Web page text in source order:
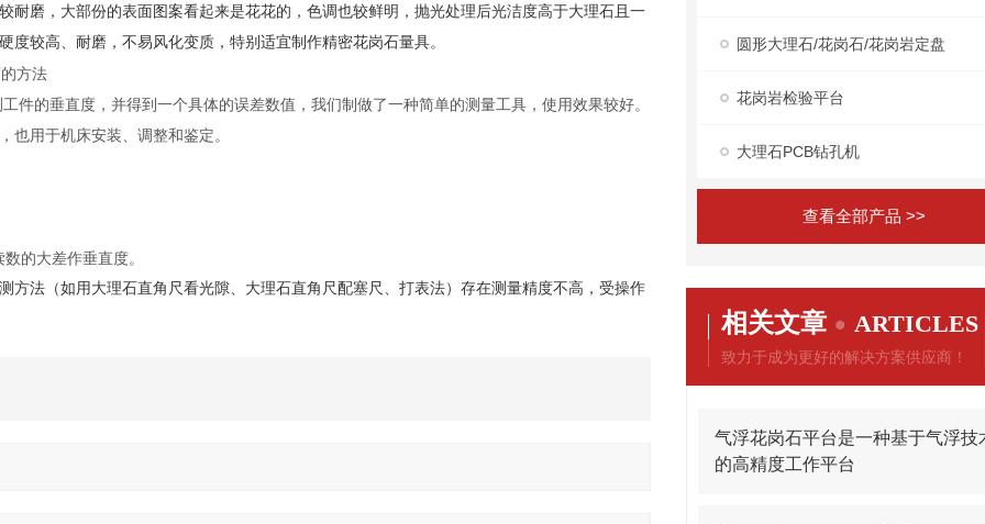
耐磨，大部份的表面图案看起来是花花的，色调也较鲜明，抛光处理后光洁度高于大理石且一
较高、耐磨，不易风化变质，特别适宜制作精密花岗石量具。
方法
的垂直度，并得到一个具体的误差数值，我们制做了一种简单的测量工具，使用效果较好。
也用于机床安装、调整和鉴定。
大差作垂直度。
方法（如用大理石直角尺看光隙、大理石直角尺配塞尺、打表法）存在测量精度不高，受操作
圆形大理石/花岗石/花岗岩定盘
花岗岩检验平台
大理石PCB钻孔机
查看全部产品 >>
相关文章 ARTICLES
致力于成为更好的解决方案供应商！
气浮花岗石平台是一种基于气浮技
的高精度工作平台